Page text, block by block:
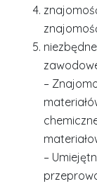
–
–